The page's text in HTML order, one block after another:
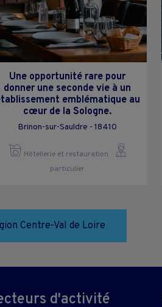
Une opportunité rare pour
donner une seconde vie à un
emblématique au
cœur de la Sologne.
Brinon-sur-Sauldre - 18410
Hôtellerie et restauration
particulier
Centre-Val de Loire
d'activité